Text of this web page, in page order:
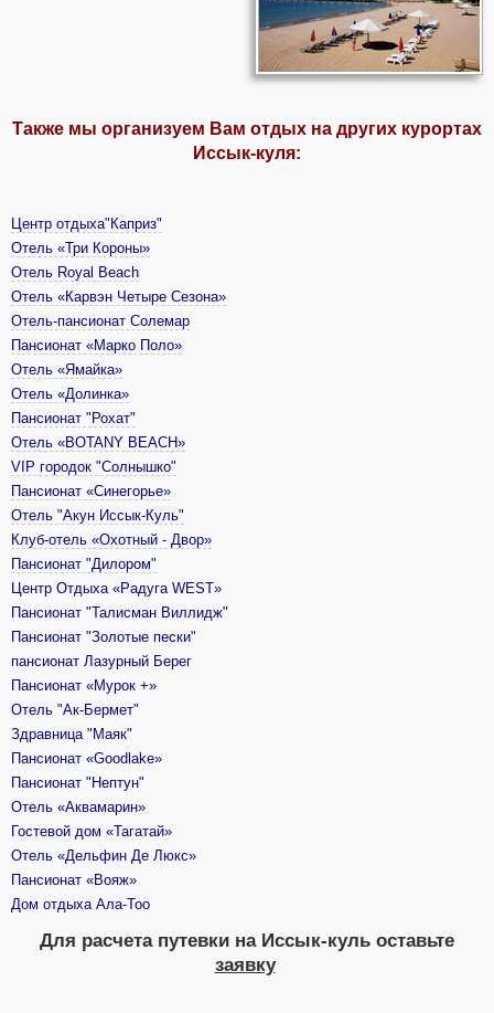
Также мы организуем Вам отдых на других курортах
Иссык-куля:
Центр отдыха"Каприз"
Отель «Три Короны»
Отель Royal Beach
Отель «Карвэн Четыре Сезона»
Отель-пансионат Солемар
Пансионат «Марко Поло»
Отель «Ямайка»
Отель «Долинка»
Пансионат "Рохат"
Отель «BOTANY BEACH»
VIP городок "Солнышко"
Пансионат «Синегорье»
Отель "Акун Иссык-Куль"
Клуб-отель «Охотный - Двор»
Пансионат "Дилором"
Центр Отдыха «Радуга WEST»
Пансионат "Талисман Виллидж"
Пансионат "Золотые пески"
пансионат Лазурный Берег
Пансионат «Мурок +»
Отель "Ак-Бермет"
Здравница "Маяк"
Пансионат «Goodlake»
Пансионат "Нептун"
Отель «Аквамарин»
Гостевой дом «Тагатай»
Отель «Дельфин Де Люкс»
Пансионат «Вояж»
Дом отдыха Ала-Тоо
Для расчета путевки на Иссык-куль оставьте
заявку